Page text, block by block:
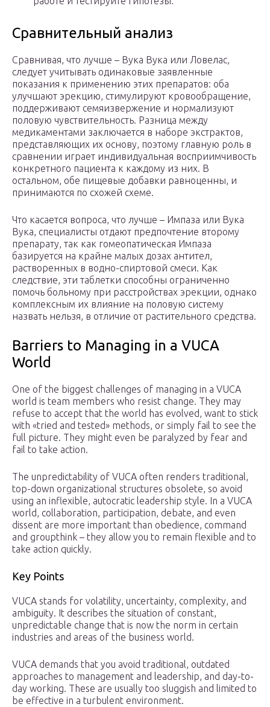
Сравнительный анализ
Сравнивая, что лучше – Вука Вука или Ловелас,
следует учитывать одинаковые заявленные
показания к применению этих препаратов: оба
улучшают эрекцию, стимулируют кровообращение,
поддерживают семяизвержение и нормализуют
половую чувствительность. Разница между
медикаментами заключается в наборе экстрактов,
представляющих их основу, поэтому главную роль в
сравнении играет индивидуальная восприимчивость
конкретного пациента к каждому из них. В
остальном, обе пищевые добавки равноценны, и
принимаются по схожей схеме.
Что касается вопроса, что лучше – Импаза или Вука
Вука, специалисты отдают предпочтение второму
препарату, так как гомеопатическая Импаза
базируется на крайне малых дозах антител,
растворенных в водно-спиртовой смеси. Как
следствие, эти таблетки способны ограниченно
помочь больному при расстройствах эрекции, однако
комплексным их влияние на половую систему
назвать нельзя, в отличие от растительного средства.
Barriers to Managing in a VUCA
World
One of the biggest challenges of managing in a VUCA
world is team members who resist change. They may
refuse to accept that the world has evolved, want to stick
with «tried and tested» methods, or simply fail to see the
full picture. They might even be paralyzed by fear and
fail to take action.
The unpredictability of VUCA often renders traditional,
top-down organizational structures obsolete, so avoid
using an inflexible, autocratic leadership style. In a VUCA
world, collaboration, participation, debate, and even
dissent are more important than obedience, command
and groupthink – they allow you to remain flexible and to
take action quickly.
Key Points
VUCA stands for volatility, uncertainty, complexity, and
ambiguity. It describes the situation of constant,
unpredictable change that is now the norm in certain
industries and areas of the business world.
VUCA demands that you avoid traditional, outdated
approaches to management and leadership, and day-to-
day working. These are usually too sluggish and limited to
be effective in a turbulent environment.